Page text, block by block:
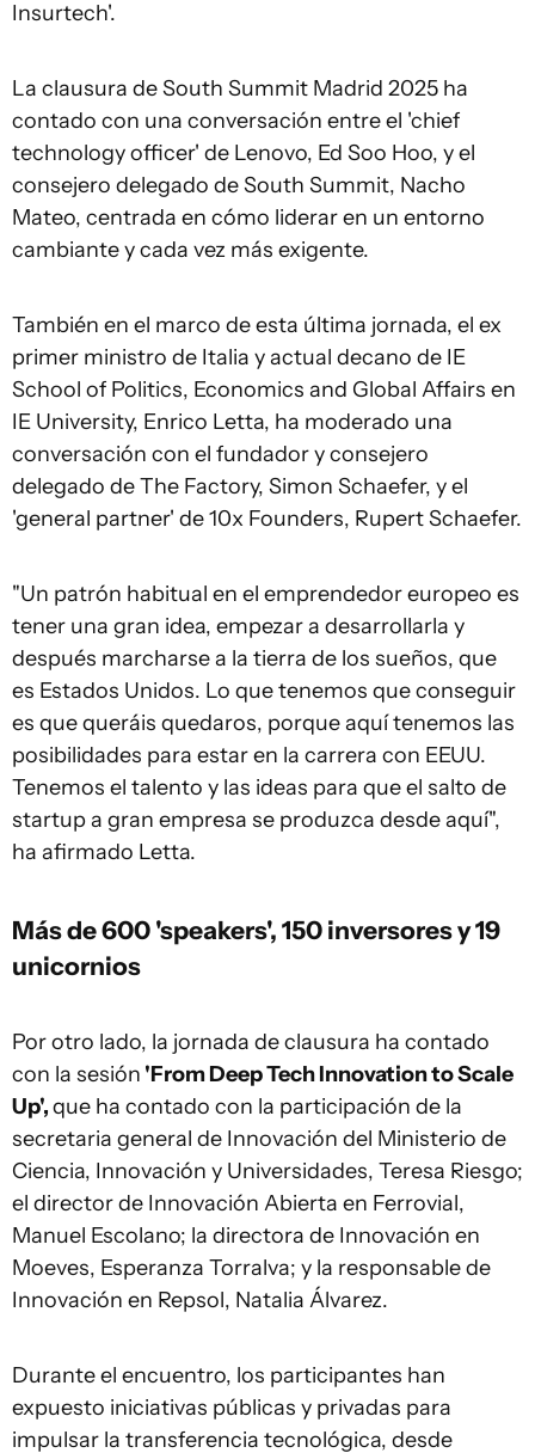
Insurtech'.
La clausura de South Summit Madrid 2025 ha
contado con una conversación entre el 'chief
technology officer' de Lenovo, Ed Soo Hoo, y el
consejero delegado de South Summit, Nacho
Mateo, centrada en cómo liderar en un entorno
cambiante y cada vez más exigente.
También en el marco de esta última jornada, el ex
primer ministro de Italia y actual decano de IE
School of Politics, Economics and Global Affairs en
IE University, Enrico Letta, ha moderado una
conversación con el fundador y consejero
delegado de The Factory, Simon Schaefer, y el
'general partner' de 10x Founders, Rupert Schaefer.
"Un patrón habitual en el emprendedor europeo es
tener una gran idea, empezar a desarrollarla y
después marcharse a la tierra de los sueños, que
es Estados Unidos. Lo que tenemos que conseguir
es que queráis quedaros, porque aquí tenemos las
posibilidades para estar en la carrera con EEUU.
Tenemos el talento y las ideas para que el salto de
startup a gran empresa se produzca desde aquí",
ha afirmado Letta.
Más de 600 'speakers', 150 inversores y 19
unicornios
Por otro lado, la jornada de clausura ha contado
con la sesión 'From Deep Tech Innovation to Scale
Up',que ha contado con la participación de la
secretaria general de Innovación del Ministerio de
Ciencia, Innovación y Universidades, Teresa Riesgo;
el director de Innovación Abierta en Ferrovial,
Manuel Escolano; la directora de Innovación en
Moeves, Esperanza Torralva; y la responsable de
Innovación en Repsol, Natalia Álvarez.
Durante el encuentro, los participantes han
expuesto iniciativas públicas y privadas para
impulsar la transferencia tecnológica, desde